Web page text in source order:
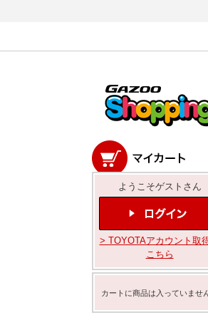
ようこそゲストさん
> TOYOTAアカウント取
こちら
カートに商品は入っていません